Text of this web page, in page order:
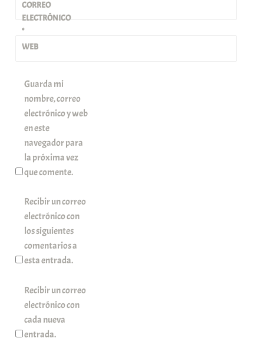
CORREO
ELECTRÓNICO
*
WEB
Guarda mi
nombre, correo
electrónico y web
en este
navegador para
la próxima vez
que comente.
Recibir un correo
electrónico con
los siguientes
comentarios a
esta entrada.
Recibir un correo
electrónico con
cada nueva
entrada.